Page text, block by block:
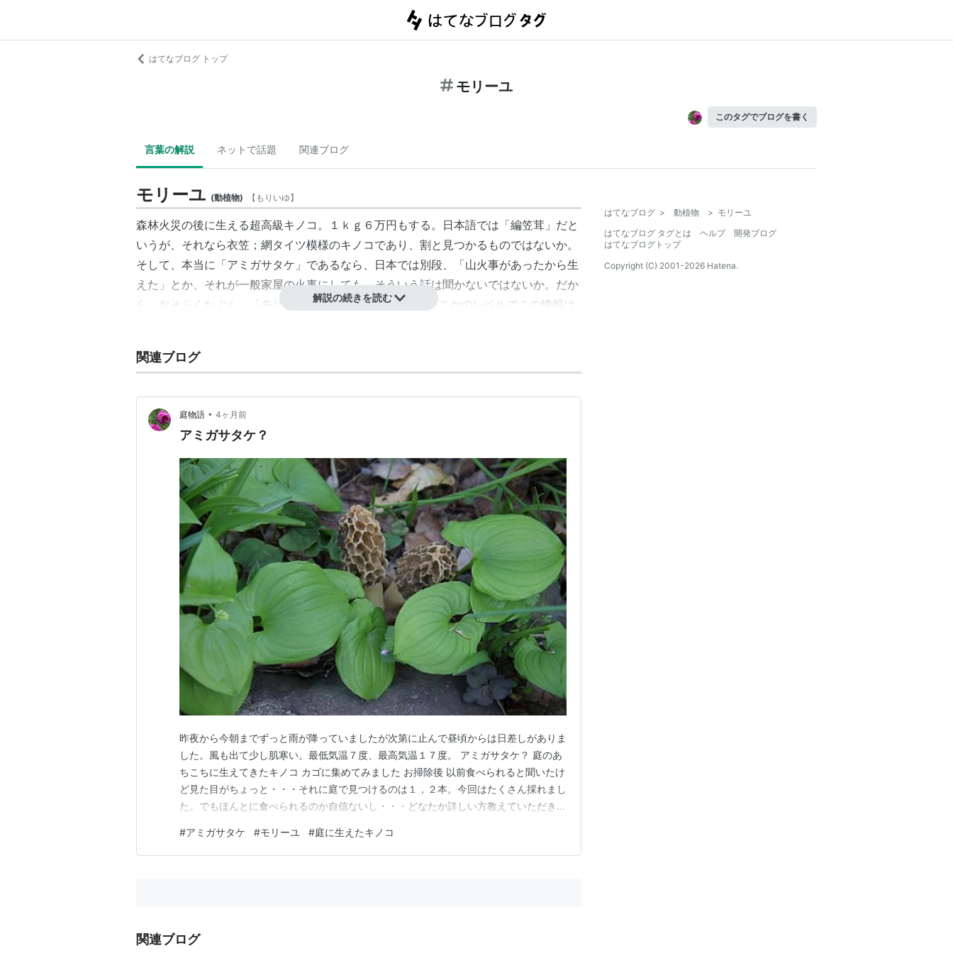
はてなブログ トップ
モリーユ
このタグでブログを書く
言葉の解説 ネットで話題 関連ブログ
モリーユ (動植物) 【 もりいゆ】
森林火災の後に生える超高級キノコ。１ｋｇ６万円もする。日本語では「編笠茸」だと
いうが、それなら衣笠；網タイツ模様のキノコであり、割と見つかるものではないか。
そして、本当に「アミガサタケ」であるなら、日本では別段、「山火事があったから生
えた」とか、それが一般家屋の火事にしても、そういう話は聞かないではないか。だか
ら、おそらくたぶん、「モリーユ≠編笠茸」か、もしくはどこかのレベルでこの情報は
解説の続きを読む
関連ブログ
庭物語 • 4ヶ月前
アミガサタケ？
昨夜から今朝までずっと雨が降っていましたが次第に止んで昼頃からは日差しがありま
した。風も出て少し肌寒い。最低気温７度、最高気温１７度。 アミガサタケ？ 庭のあ
ちこちに生えてきたキノコ カゴに集めてみました お掃除後 以前食べられると聞いたけ
ど見た目がちょっと・・・それに庭で見つけるのは１，２本。今回はたくさん採れまし
た。でもほんとに食べられるのか自信ないし・・・どなたか詳しい方教えていただきた
#アミガサタケ #モリーユ #庭に生えたキノコ
関連ブログ
はてなブログ > 動植物 > モリーユ
はてなブログ タグとは
ヘルプ
開発ブログ
はてなブログトップ
Copyright (C) 2001-2026 Hatena.